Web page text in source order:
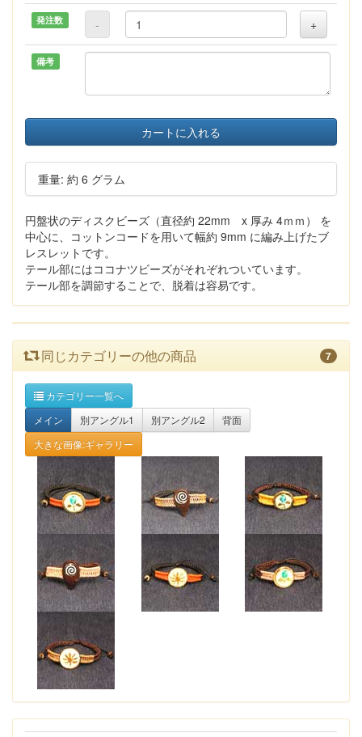
発注数 - +
備考
カートに入れる
重量: 約 6 グラム
円盤状のディスクビーズ（直径約 22mm x 厚み 4ｍｍ） を
中心に、コットンコードを用いて幅約 9mm に編み上げたブ
レスレットです。
テール部にはココナツビーズがそれぞれついています。
テール部を調節することで、脱着は容易です。
同じカテゴリーの他の商品 7
カテゴリー一覧へ
メイン
別アングル1 別アングル2
背面
大きな画像:ギャラリー